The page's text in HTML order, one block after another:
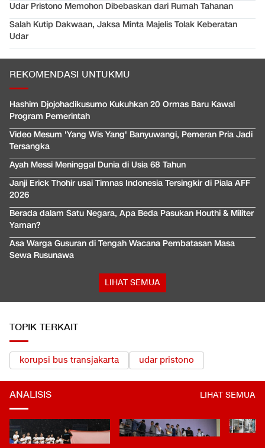
Udar Pristono Memohon Dibebaskan dari Rumah Tahanan
Salah Kutip Dakwaan, Jaksa Minta Majelis Tolak Keberatan
Udar
REKOMENDASI UNTUKMU
Hashim Djojohadikusumo Kukuhkan 20 Ormas Baru Kawal
Program Pemerintah
Video Mesum 'Yang Wis Yang' Banyuwangi, Pemeran Pria Jadi
Tersangka
Ayah Messi Meninggal Dunia di Usia 68 Tahun
Janji Erick Thohir usai Timnas Indonesia Tersingkir di Piala AFF
2026
Berada dalam Satu Negara, Apa Beda Pasukan Houthi & Militer
Yaman?
Asa Warga Gusuran di Tengah Wacana Pembatasan Masa
Sewa Rusunawa
LIHAT SEMUA
TOPIK TERKAIT
korupsi bus transjakarta udar pristono
ANALISIS LIHAT SEMUA